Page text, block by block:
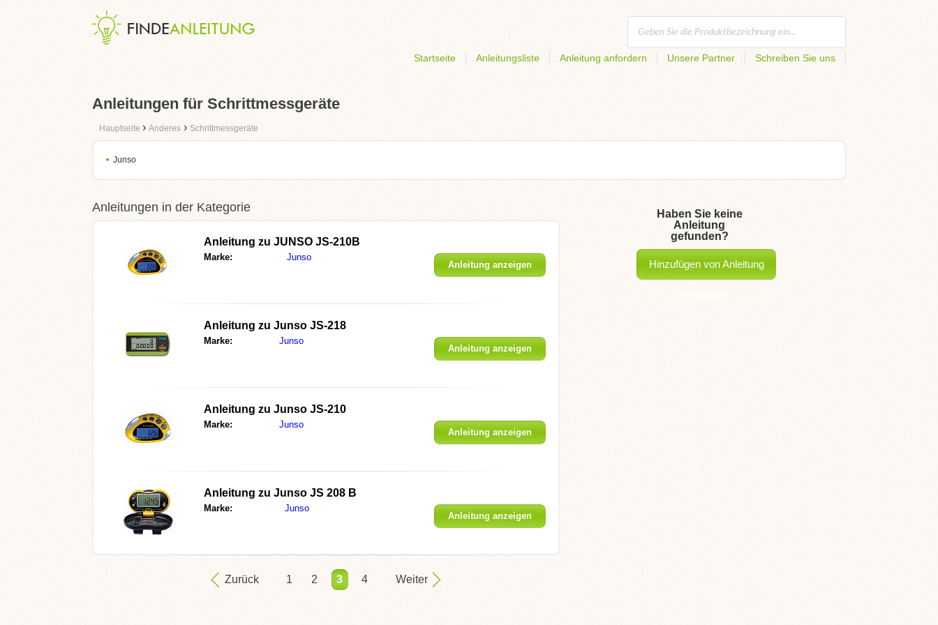
Startseite Anleitungsliste Anleitung anfordern Unsere Partner Schreiben Sie uns
Anleitungen für Schrittmessgeräte
Hauptseite › Anderes › Schrittmessgeräte
Junso
Anleitungen in der Kategorie
Anleitung zu JUNSO JS-210B
Marke: Junso
Anleitung anzeigen
Anleitung zu Junso JS-218
Marke: Junso
Anleitung anzeigen
Anleitung zu Junso JS-210
Marke: Junso
Anleitung anzeigen
Anleitung zu Junso JS 208 B
Marke: Junso
Anleitung anzeigen
Zurück 1 2 3 4 Weiter
Haben Sie keine
Anleitung
gefunden?
Hinzufügen von Anleitung